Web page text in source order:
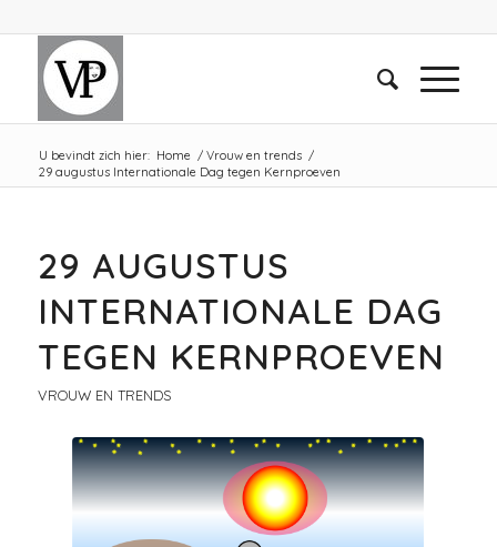
U bevindt zich hier: Home / Vrouw en trends /
29 augustus Internationale Dag tegen Kernproeven
29 AUGUSTUS
INTERNATIONALE DAG
TEGEN KERNPROEVEN
VROUW EN TRENDS